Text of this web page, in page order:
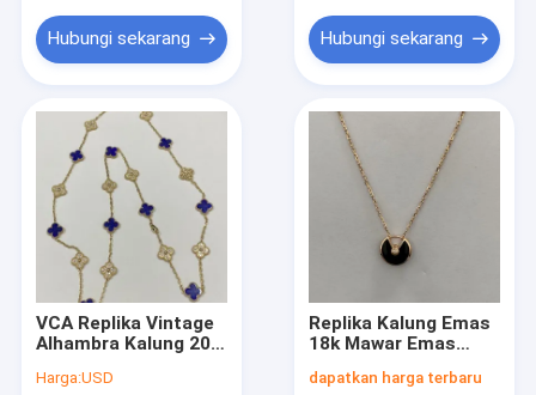
Hubungi sekarang Hubungi sekarang
VCA Replika Vintage
Alhambra Kalung 20
Kuning Berlian Lapis
Harga:USD
Replika Kalung Emas
18k Mawar Emas
XS Amulet De Cartier
dapatkan harga terbaru